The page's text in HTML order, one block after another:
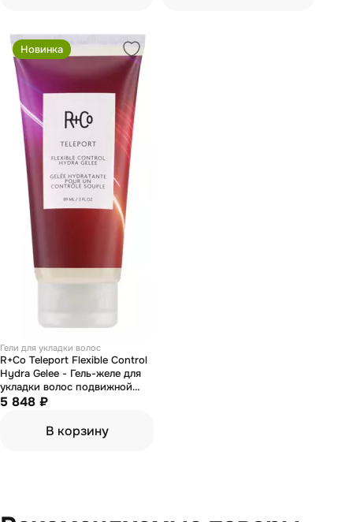
Новинка
Гели для укладки волос
R+Co Teleport Flexible Control
Hydra Gelee - Гель-желе для
укладки волос подвижной
фиксации 89 мл
5 848 ₽
В корзину